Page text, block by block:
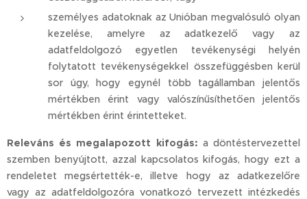
személyes adatoknak az Unióban megvalósuló olyan
kezelése, amelyre az adatkezelő vagy az
adatfeldolgozó egyetlen tevékenységi helyén
folytatott tevékenységekkel összefüggésben kerül
sor úgy, hogy egynél több tagállamban jelentős
mértékben érint vagy valószínűsíthetően jelentős
mértékben érint érintetteket.
Releváns és megalapozott kifogás: a döntéstervezettel
szemben benyújtott, azzal kapcsolatos kifogás, hogy ezt a
rendeletet megsértették-e, illetve hogy az adatkezelőre
vagy az adatfeldolgozóra vonatkozó tervezett intézkedés